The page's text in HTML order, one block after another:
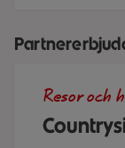
Resor och